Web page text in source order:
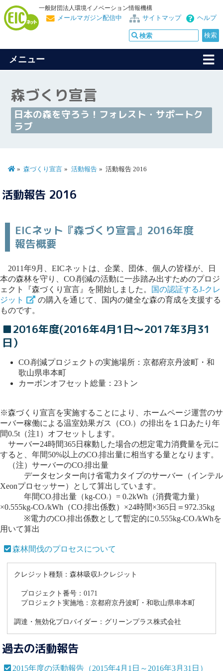
一般財団法人環境イノベーション情報機構
ヘルプ
サイトマップ
メールマガジン配信中
メニュー
森づくり宣言
日本の森を守ろう！フォレスト・サポートク
ラブ
森づくり宣言 活動報告 活動報告 2016
活動報告 2016
EICネット『森づくり宣言』2016年度
報告概要
2011年9月、EICネットは、企業、団体、個人の皆様が、日
本の森林を守り、CO2削減の活動に一歩踏み出すためのプロジ
ェクト『森づくり宣言』を開始しました。
国の認証するJ-クレ
ジット
の購入を通じて、国内の健全な森の育成を支援する
ものです。
■2016年度(2016年4月1日～2017年3月31
日）
CO2削減プロジェクトの実施場所：京都府京丹波町・和
歌山県串本町
カーボンオフセット総量：23トン
※森づくり宣言を実施することにより、ホームページ運営のサ
ーバー稼働による温室効果ガス（CO2 ）の排出を１口あたり年
間0.5t （注1） オフセットします。
サーバー24時間365日稼動した場合の想定電力消費量を元に
すると、年間50%以上のCO2排出量に相当する量となります。
（注）サーバーのCO2排出量
データセンター向け省電力タイプのサーバー（インテル
Xeonプロセッサー）として算出しています。
年間CO2排出量（kg-CO2 ）= 0.2kWh（消費電力量）
×0.555kg-CO2/kWh（CO2排出係数）×24時間×365日＝972.35kg
※電力のCO2排出係数として暫定的に0.555kg-CO2/kWhを
用いて算出
森林間伐のプロセスについて
クレジット種類：森林吸収J-クレジット
プロジェクト番号：0171
プロジェクト実施地：京都府京丹波町・和歌山県串本町
調達・無効化プロバイダー：グリーンプラス株式会社
過去の活動報告
2015年度の活動報告（2015年4月1日～2016年3月31日）